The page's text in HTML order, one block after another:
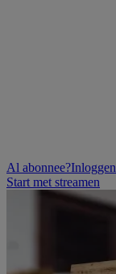
Al abonnee?Inloggen
Start met streamen